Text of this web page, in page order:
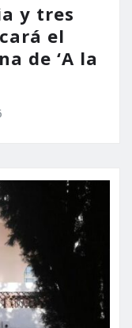
y tres
el
de ‘A la